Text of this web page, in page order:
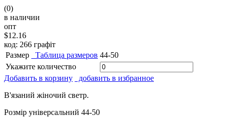
(0)
в наличии
опт
$12.16
код: 266 графіт
Размер
Таблица размеров 44-50
Укажите количество
Добавить в корзину
добавить в избранное
В'язаний жіночий светр.
Розмір універсальний 44-50